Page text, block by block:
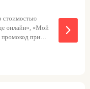
стоимостью
онлайн», «Мой
промокод при
«Везде